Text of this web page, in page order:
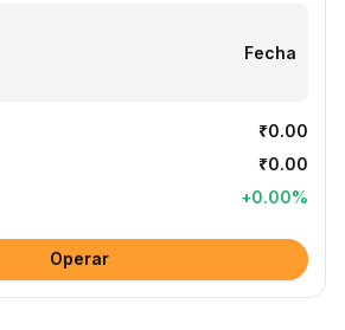
Fecha
₹0.00
₹0.00
+0.00%
Operar